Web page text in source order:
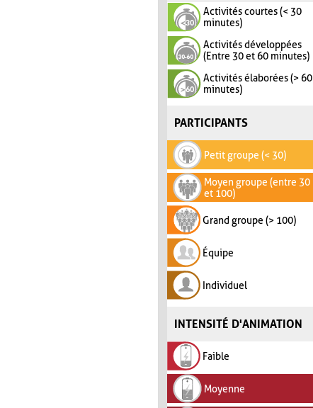
Activités courtes (< 30
minutes)
Activités développées
(Entre 30 et 60 minutes)
Activités élaborées (> 60
minutes)
PARTICIPANTS
Petit groupe (< 30)
Moyen groupe (entre 30
et 100)
Grand groupe (> 100)
Équipe
Individuel
INTENSITÉ D'ANIMATION
Faible
Moyenne